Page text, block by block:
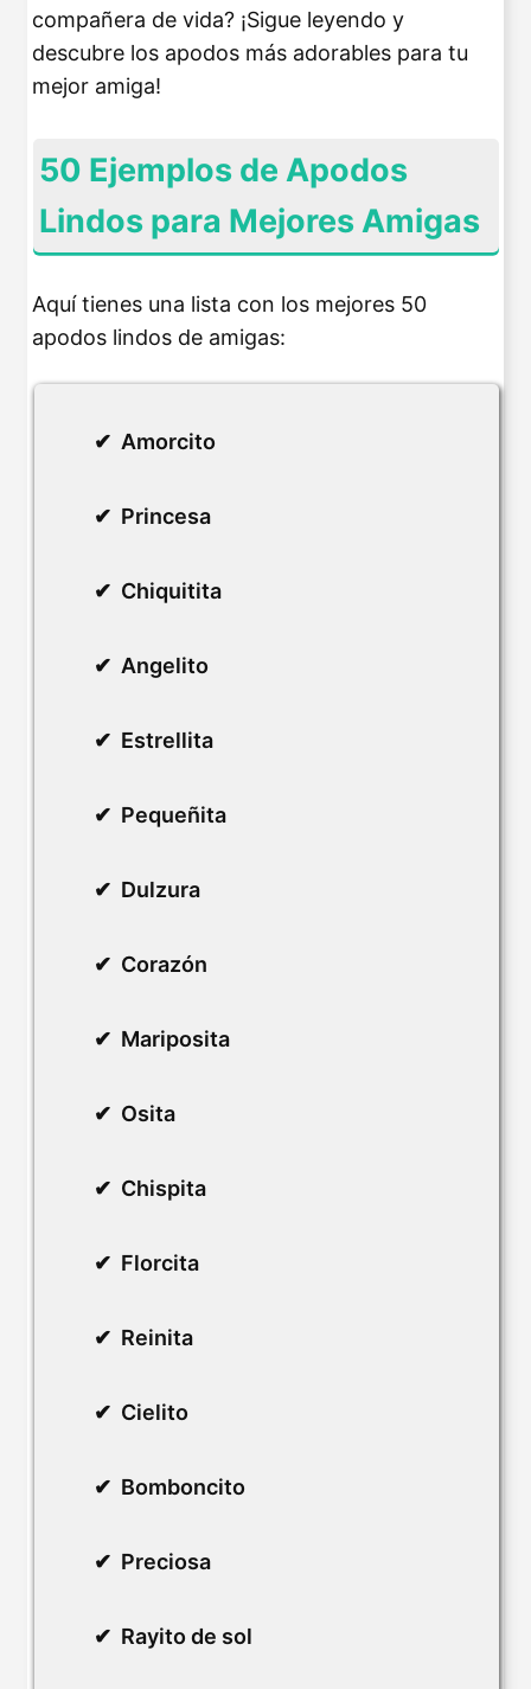
compañera de vida? ¡Sigue leyendo y
descubre los apodos más adorables para tu
mejor amiga!
50 Ejemplos de Apodos
Lindos para Mejores Amigas
Aquí tienes una lista con los mejores 50
apodos lindos de amigas:
Amorcito
Princesa
Chiquitita
Angelito
Estrellita
Pequeñita
Dulzura
Corazón
Mariposita
Osita
Chispita
Florcita
Reinita
Cielito
Bomboncito
Preciosa
Rayito de sol